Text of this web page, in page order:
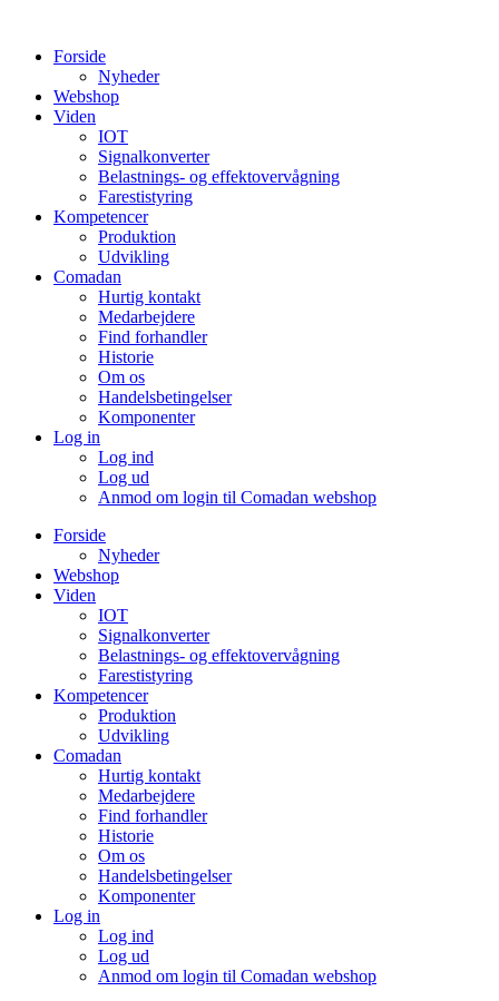
indholdForside
Nyheder
Webshop
Viden
IOT
Signalkonverter
Belastnings- og effektovervågning
Farestistyring
Kompetencer
Produktion
Udvikling
Comadan
Hurtig kontakt
Medarbejdere
Find forhandler
Historie
Om os
Handelsbetingelser
Komponenter
Log in
Log ind
Log ud
Anmod om login til Comadan webshop
Forside
Nyheder
Webshop
Viden
IOT
Signalkonverter
Belastnings- og effektovervågning
Farestistyring
Kompetencer
Produktion
Udvikling
Comadan
Hurtig kontakt
Medarbejdere
Find forhandler
Historie
Om os
Handelsbetingelser
Komponenter
Log in
Log ind
Log ud
Anmod om login til Comadan webshop